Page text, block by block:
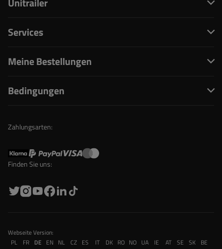
Services
Meine Bestellungen
Bedingungen
Zahlungsarten:
Finden Sie uns:
Webseite Version:
PL
FR DE EN NL CZ ES IT DK RO NO UA IE AT SE SK BE